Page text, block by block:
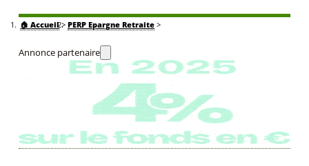
🏠Accueil> PERP Epargne Retraite>
Annonce partenaire